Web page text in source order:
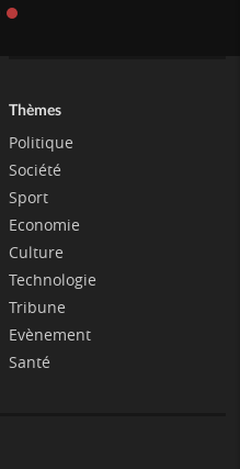
Thèmes
Politique
Société
Sport
Economie
Culture
Technologie
Tribune
Evènement
Santé